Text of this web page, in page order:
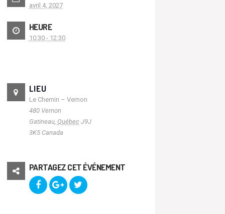
avril 4, 2027
HEURE
10:30 - 12:30
LIEU
Le Chemin – Vernon
480 Vernon
Gatineau, Québec J9J
3K5 Canada
PARTAGEZ CET ÉVÉNEMENT